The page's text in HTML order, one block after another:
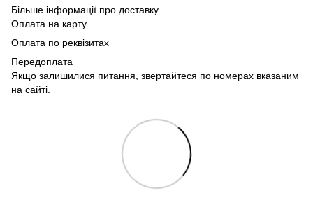
Більше інформації про доставку
Оплата на карту
Оплата по реквізитах
Передоплата
Якщо залишилися питання, звертайтеся по номерах вказаним
на сайті.